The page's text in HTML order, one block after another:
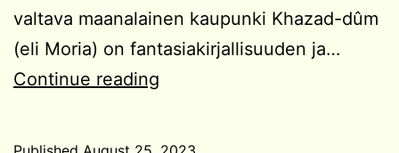
valtava maanalainen kaupunki Khazad-dûm
(eli Moria) on fantasiakirjallisuuden ja…
Continue reading